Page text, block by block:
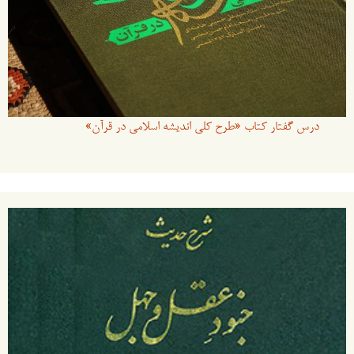
درس گفتار کتاب «طرح کلی اندیشه اسلامی در قرآن»